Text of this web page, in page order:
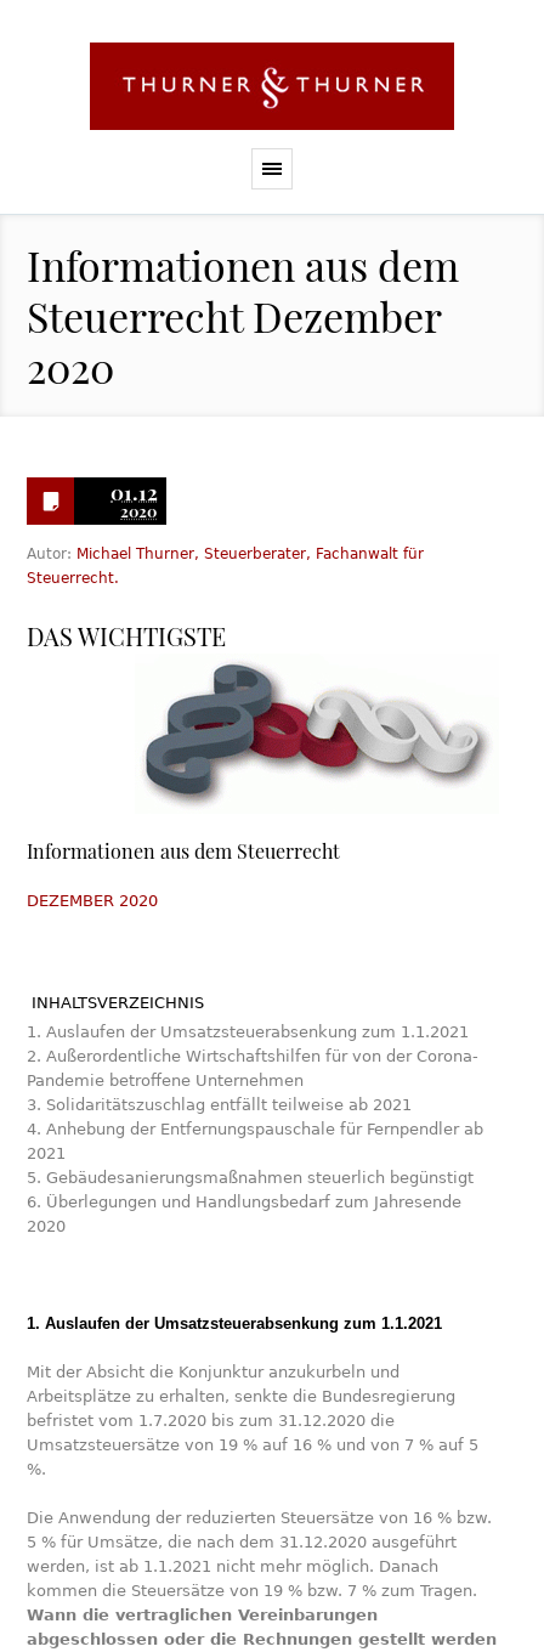
Informationen aus dem
Steuerrecht Dezember
2020
01.12
2020
Autor: Michael Thurner, Steuerberater, Fachanwalt für
Steuerrecht.
DAS WICHTIGSTE
Informationen aus dem Steuerrecht
DEZEMBER 2020
INHALTSVERZEICHNIS
1. Auslaufen der Umsatzsteuerabsenkung zum 1.1.2021
2. Außerordentliche Wirtschaftshilfen für von der Corona-
Pandemie betroffene Unternehmen
3. Solidaritätszuschlag entfällt teilweise ab 2021
4. Anhebung der Entfernungspauschale für Fernpendler ab
2021
5. Gebäudesanierungsmaßnahmen steuerlich begünstigt
6. Überlegungen und Handlungsbedarf zum Jahresende
2020
1. Auslaufen der Umsatzsteuerabsenkung zum 1.1.2021
Mit der Absicht die Konjunktur anzukurbeln und
Arbeitsplätze zu erhalten, senkte die Bundesregierung
befristet vom 1.7.2020 bis zum 31.12.2020 die
Umsatzsteuersätze von 19 % auf 16 % und von 7 % auf 5
%.
Die Anwendung der reduzierten Steuersätze von 16 % bzw.
5 % für Umsätze, die nach dem 31.12.2020 ausgeführt
werden, ist ab 1.1.2021 nicht mehr möglich. Danach
kommen die Steuersätze von 19 % bzw. 7 % zum Tragen.
Wann die vertraglichen Vereinbarungen
abgeschlossen oder die Rechnungen gestellt werden